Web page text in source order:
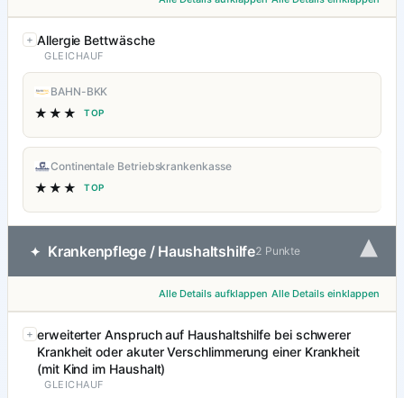
Allergie Bettwäsche
GLEICHAUF
BAHN-BKK
★★★ TOP
Continentale Betriebskrankenkasse
★★★ TOP
✦ Krankenpflege / Haushaltshilfe2 Punkte ▾
Alle Details aufklappen Alle Details einklappen
erweiterter Anspruch auf Haushaltshilfe bei schwerer
Krankheit oder akuter Verschlimmerung einer Krankheit
(mit Kind im Haushalt)
GLEICHAUF